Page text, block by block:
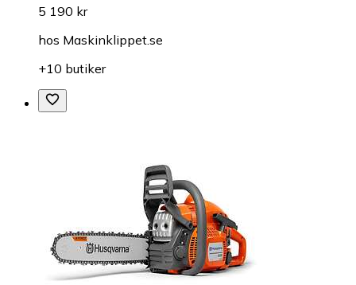
5 190 kr
hos Maskinklippet.se
+10 butiker